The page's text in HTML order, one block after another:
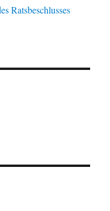
Ratsbeschlusses